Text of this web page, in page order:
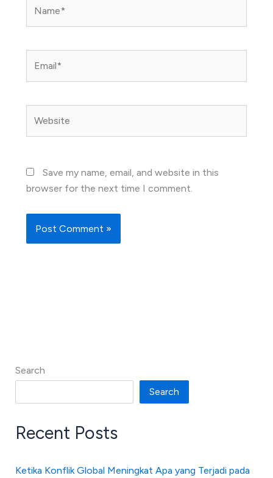
Save my name, email, and website in this
browser for the next time I comment.
Search
Search
Recent Posts
Ketika Konflik Global Meningkat Apa yang Terjadi pada